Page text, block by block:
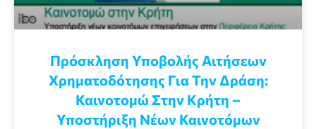
Πρόσκληση Υποβολής Αιτήσεων
Χρηματοδότησης Για Την Δράση:
Καινοτομώ Στην Κρήτη –
Υποστήριξη Νέων Καινοτόμων